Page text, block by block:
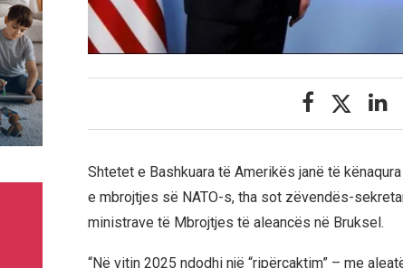
Shtetet e Bashkuara të Amerikës janë të
e mbrojtjes së NATO-s, tha sot zëvendës-
ministrave të Mbrojtjes të aleancës në Bruksel.
“Në vitin 2025 ndodhi një “ripërcaktim” – me